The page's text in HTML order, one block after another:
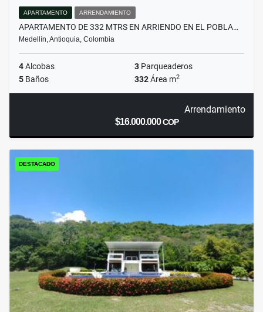
APARTAMENTO ARRENDAMIENTO
APARTAMENTO DE 332 MTRS EN ARRIENDO EN EL POBLA…
Medellín, Antioquia, Colombia
4Alcobas 3 Parqueaderos
5 Baños 332Área m2
Arrendamiento
$16.000.000COP
DESTACADO